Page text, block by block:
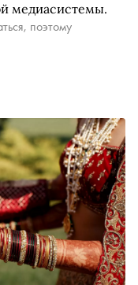
медиасистемы.
поэтому